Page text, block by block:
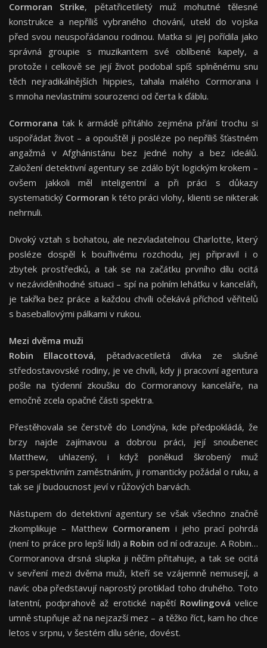
Cormoran Strike, pětatřicetiletý muž mohutné tělesné
konstrukce a nepříliš vybraného chování, utekl do vojska
před svou neuspořádanou rodinou. Matka si jej pořídila jako
správná groupie s muzikantem své oblíbené kapely, a
protože i celkově se její život podobal spíš splněnému snu
těch nejradikálnějších hippies, tahala malého Cormorana i
s mnoha nevlastními sourozenci od čerta k ďáblu.
Cormorana tak k armádě přitáhlo zejména přání trochu si
uspořádat život – a opouštěl ji posléze po nepříliš šťastném
angažmá v Afghánistánu bez jedné nohy a bez ideálů.
Založení detektivní agentury se zdálo být logickým krokem –
ovšem jakkoli měl inteligentní a při práci s důkazy
systematický Cormoran k této práci vlohy, klienti se nikterak
nehrnuli.
Divoký vztah s bohatou, ale nezvladatelnou Charlotte, který
posléze dospěl k bouřlivému rozchodu, jej připravil i o
zbytek prostředků, a tak se na začátku prvního dílu ocitá
v nezáviděníhodné situaci – spí na polním lehátku v kanceláři,
je takřka bez práce a každou chvíli očekává příchod věřitelů
s baseballovými pálkami v rukou.
Mezi dvěma muži
Robin Ellacottová, pětadvacetiletá dívka ze slušné
středostavovské rodiny, je ve chvíli, kdy ji pracovní agentura
pošle na týdenní zkoušku do Cormoranovy kanceláře, na
emočně zcela opačné části spektra.
Přestěhovala se čerstvě do Londýna, kde předpokládá, že
brzy najde zajímavou a dobrou práci, její snoubenec
Matthew, uhlazený, i když poněkud škrobený muž
s perspektivním zaměstnáním, ji romanticky požádal o ruku, a
tak se jí budoucnost jeví v růžových barvách.
Nástupem do detektivní agentury se však všechno značně
zkomplikuje – Matthew Cormoranem i jeho prací pohrdá
(není to práce pro lepší lidi) a Robin od ní odrazuje. A Robin…
Cormoranova drsná slupka ji něčím přitahuje, a tak se ocitá
v sevření mezi dvěma muži, kteří se vzájemně nemusejí, a
navíc oba představují naprostý protiklad toho druhého. Toto
latentní, podprahově až erotické napětí Rowlingová velice
umně stupňuje až na nejzazší mez – a těžko říct, kam ho chce
letos v srpnu, v šestém dílu série, dovést.